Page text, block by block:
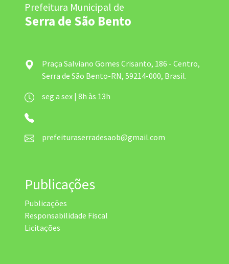
Prefeitura Municipal de
Serra de São Bento
Praça Salviano Gomes Crisanto, 186 - Centro,
Serra de São Bento-RN, 59214-000, Brasil.
seg a sex | 8h às 13h
prefeituraserradesaob@gmail.com
Publicações
Publicações
Responsabilidade Fiscal
Licitações